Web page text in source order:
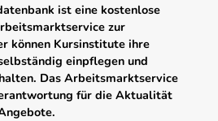
ist eine kostenlose
zur
können Kursinstitute ihre
einpflegen und
Das Arbeitsmarktservice
für die Aktualität